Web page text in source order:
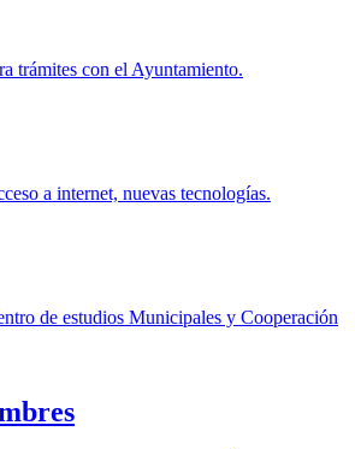
trámites con el Ayuntamiento.
a internet, nuevas tecnologías.
de estudios Municipales y Cooperación